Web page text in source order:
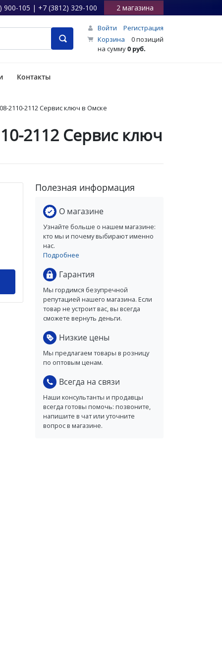
900-105 | +7 (3812) 329-100 2 магазина
Войти
Регистрация
Корзина
0 позиций
на сумму0 руб.
Контакты
2110-2112 Сервис ключ в Омске
2112 Сервис ключ
Полезная информация
О магазине
Узнайте больше о нашем магазине:
кто мы и почему выбирают именно
нас.
Подробнее
Гарантия
Мы гордимся безупречной
репутацией нашего магазина. Если
товар не устроит вас, вы всегда
сможете вернуть деньги.
Низкие цены
Мы предлагаем товары в розницу
по оптовым ценам.
Всегда на связи
Наши консультанты и продавцы
всегда готовы помочь: позвоните,
напишите в чат или уточните
вопрос в магазине.